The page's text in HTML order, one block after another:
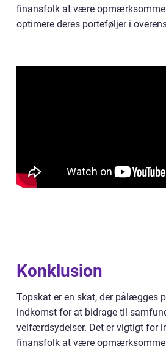
finansfolk at være opmærksomme
optimere deres porteføljer i
Konklusion
Topskat er en skat, der pålægges
indkomst for at bidrage til
velfærdsydelser. Det er vigtigt for
finansfolk at være opmærksomme